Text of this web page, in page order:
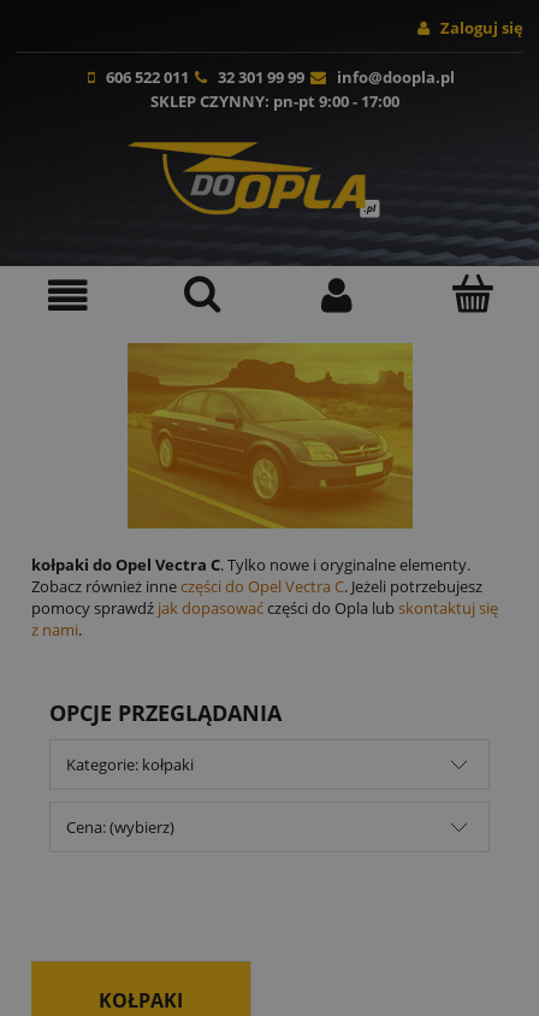
Zaloguj się
606 522 011 32 301 99 99
info@doopla.pl
SKLEP CZYNNY: pn-pt 9:00 - 17:00
kołpaki do Opel Vectra C. Tylko nowe i oryginalne elementy.
Zobacz również inneczęści do Opel Vectra C. Jeżeli potrzebujesz
pomocy sprawdź jak dopasowaćczęści do Opla lubskontaktuj się
z nami.
OPCJE PRZEGLĄDANIA
Kategorie: kołpaki
Cena: (wybierz)
KOŁPAKI